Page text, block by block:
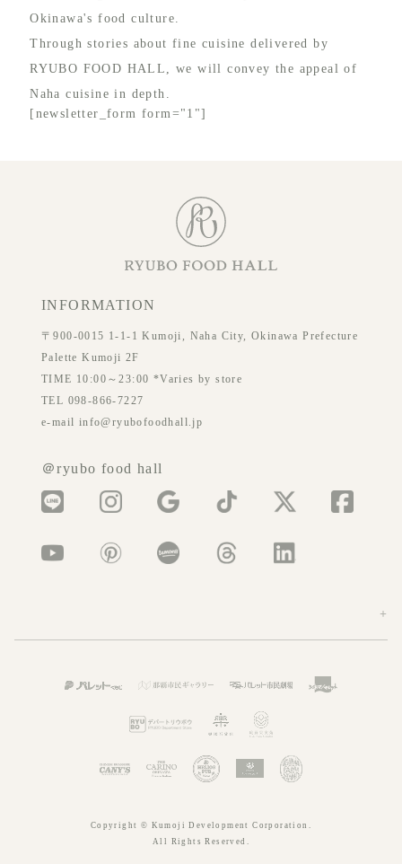
Okinawa's food culture.
Through stories about fine cuisine delivered by
RYUBO FOOD HALL, we will convey the appeal of
Naha cuisine in depth.
[newsletter_form form="1"]
INFORMATION
〒900-0015 1-1-1 Kumoji, Naha City, Okinawa Prefecture
Palette Kumoji 2F
TIME 10:00～23:00 *Varies by store
TEL 098-866-7227
e-mail info@ryubofoodhall.jp
＠ryubo food hall
Copyright © Kumoji Development Corporation.
All Rights Reserved.